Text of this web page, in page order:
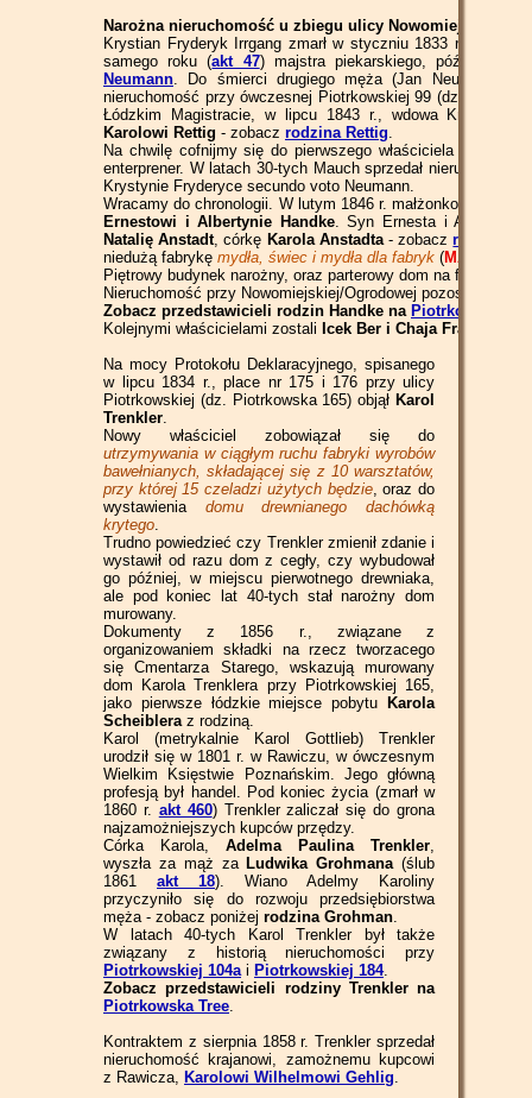
Narożna nieruchomość u zbiegu ulicy Nowomiejskiej i
Krystian Fryderyk Irrgang zmarł w styczniu 1833 r. (
samego roku (akt 47) majstra piekarskiego, później
Neumann. Do śmierci drugiego męża (Jan Neumann
nieruchomość przy ówczesnej Piotrkowskiej 99 (dz.
Łódzkim Magistracie, w lipcu 1843 r., wdowa Krystyna
Karolowi Rettig - zobacz rodzina Rettig.
Na chwilę cofnijmy się do pierwszego właściciela
enterprener. W latach 30-tych Mauch sprzedał
Krystynie Fryderyce secundo voto Neumann.
Wracamy do chronologii. W lutym 1846 r. małżonkowie
Ernestowi i Albertynie Handke. Syn Ernesta i Albertyny,
Natalię Anstadt, córkę Karola Anstadta- zobaczrodzina
niedużą fabrykę mydła, świec i mydła dla fabryk (MA
Piętrowy budynek narożny, oraz parterowy dom na froncie
Nieruchomość przy Nowomiejskiej/Ogrodowej pozostawała
Zobacz przedstawicieli rodzin Handke na Piotrkowska
Kolejnymi właścicielami zostali Icek Ber i Chaja Frajda
Na mocy Protokołu Deklaracyjnego, spisanego
w lipcu 1834 r., place nr 175 i 176 przy ulicy
Piotrkowskiej (dz. Piotrkowska 165) objął Karol
Trenkler.
Nowy właściciel zobowiązał się do
utrzymywania w ciągłym ruchu fabryki wyrobów
bawełnianych, składającej się z 10 warsztatów,
przy której 15 czeladzi użytych będzie, oraz do
wystawienia domu drewnianego dachówką
krytego.
Trudno powiedzieć czy Trenkler zmienił zdanie i
wystawił od razu dom z cegły, czy wybudował
go później, w miejscu pierwotnego drewniaka,
ale pod koniec lat 40-tych stał narożny dom
murowany.
Dokumenty z 1856 r., związane z
organizowaniem składki na rzecz tworzacego
się Cmentarza Starego, wskazują murowany
dom Karola Trenklera przy Piotrkowskiej 165,
jako pierwsze łódzkie miejsce pobytu
Karola
Scheibleraz rodziną.
Karol (metrykalnie Karol Gottlieb) Trenkler
urodził się w 1801 r. w Rawiczu, w ówczesnym
Wielkim Księstwie Poznańskim. Jego główną
profesją był handel. Pod koniec życia (zmarł w
1860 r. akt 460) Trenkler zaliczał się do grona
najzamożniejszych kupców przędzy.
Córka Karola, Adelma Paulina Trenkler,
wyszła za mąż za Ludwika Grohmana(ślub
1861 akt 18). Wiano Adelmy Karoliny
przyczyniło się do rozwoju przedsiębiorstwa
męża - zobacz poniżej rodzina Grohman.
W latach 40-tych Karol Trenkler był także
związany z historią nieruchomości przy
Piotrkowskiej 104ai Piotrkowskiej 184.
Zobacz przedstawicieli rodziny Trenkler na
Piotrkowska Tree.
Kontraktem z sierpnia 1858 r. Trenkler sprzedał
nieruchomość krajanowi, zamożnemu kupcowi
z Rawicza, Karolowi Wilhelmowi Gehlig.